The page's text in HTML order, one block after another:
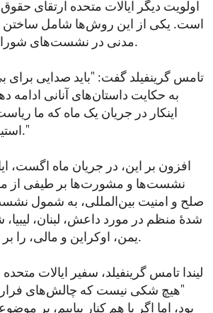
اولویت دیگر ایالات متحده ارتقای
است. یکی از این روش‌ها شامل ساختن
مدنی در نشست‌های شورای امنیت خواهد بود.
تامس گرینفیلد گفت: "باید صدایی برای
به حکایت داستان‌های آنانی ادامه
اینکار در جریان یک ماه که ما
استیم، انجام خواهد شد."
افزون بر این، در جریان ماه اگست،
نشست‌ها و مشورت‌ها بر طیفی از
صلح و امنیت بین‌المللی، به شمول
شدۀ منظم در مورد داعش، لبنان، لیبیا،
یمن، اوکراین و مالی، را بر عهده خواهد داشت.
لیندا تامس گرینفیلد، سفیر ایالات
"هیچ شکی نیست که چالش‌های
بود، اما اگر با هم کنار بیاییم، بر